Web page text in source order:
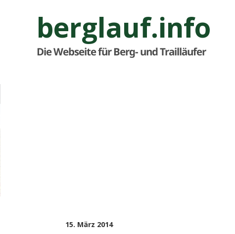
berglauf.info
Die Webseite für Berg- und Trailläufer
Veröffentlicht
15. März 2014